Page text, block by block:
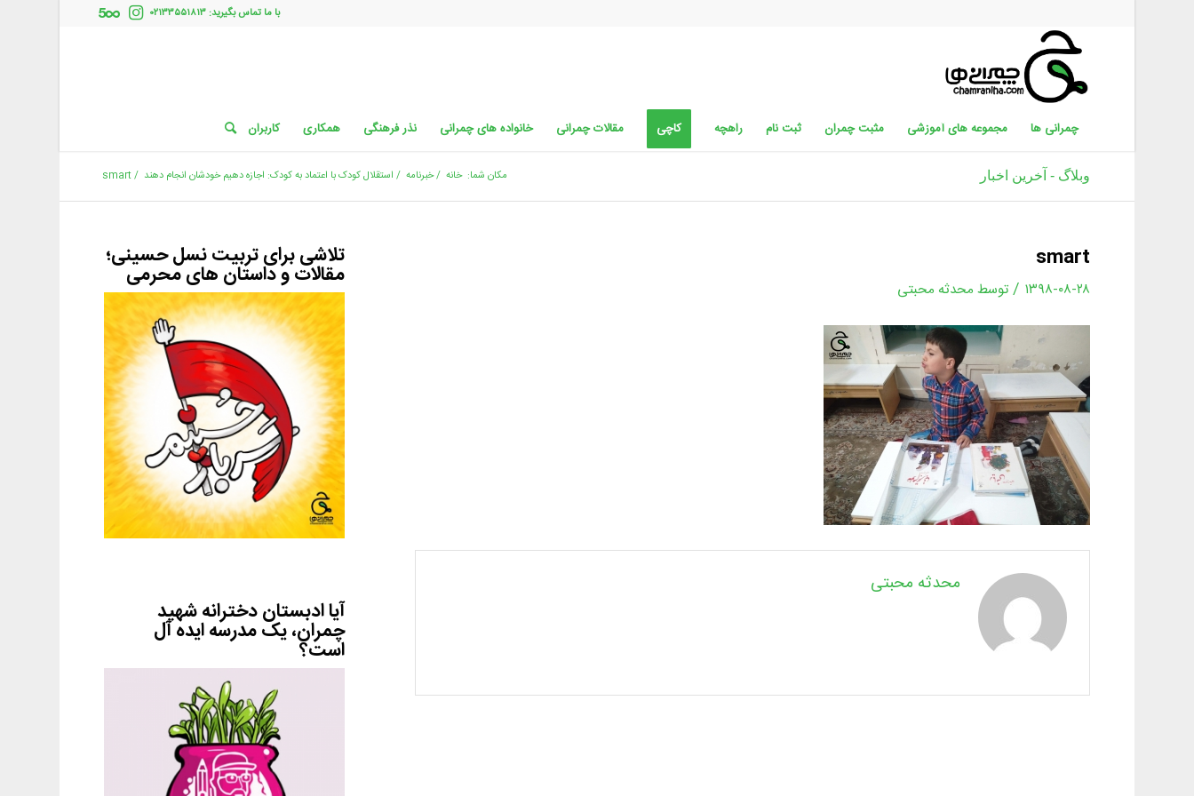
با ما تماس بگیرید: ۰۲۱۳۳۵۵۱۸۱۳
چمرانی ها مجموعه های آموزشی مثبت چمران ثبت نام راهچه کاچی مقالات چمرانی خانواده های چمرانی نذر فرهنگی همکاری کاربران
وبلاگ - آخرین اخبار مکان شما: خانه /خبرنامه / استقلال کودک با اعتماد به کودک: اجازه دهیم خودشان انجام دهند /
smart
smart
۱۳۹۸-۰۸-۲۸ / توسط محدثه محبتی
محدثه محبتی
تلاشی برای تربیت نسل حسینی؛
مقالات و داستان های محرمی
آیا ادبستان دخترانه شهید
چمران، یک مدرسه ایده آل
است؟